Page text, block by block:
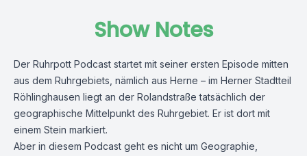
Show Notes
Der Ruhrpott Podcast startet mit seiner ersten Episode mitten
aus dem Ruhrgebiets, nämlich aus Herne – im Herner Stadtteil
Röhlinghausen liegt an der Rolandstraße tatsächlich der
geographische Mittelpunkt des Ruhrgebiet. Er ist dort mit
einem Stein markiert.
Aber in diesem Podcast geht es nicht um Geographie,